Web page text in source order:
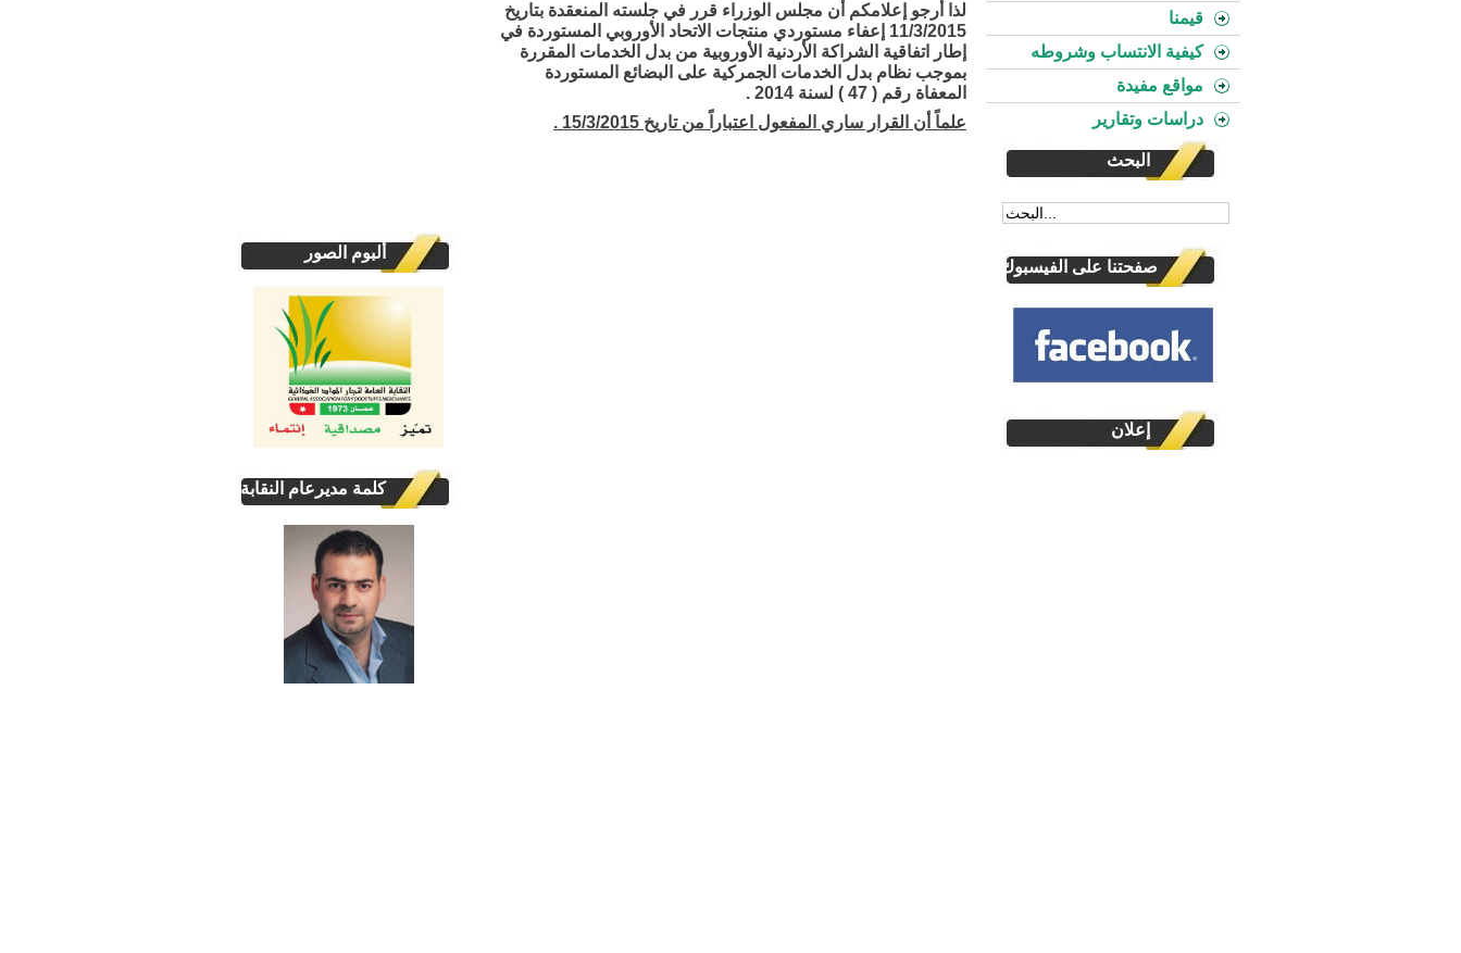
ألبوم الصور
كلمة مديرعام النقابة
لذا أرجو إعلامكم أن مجلس الوزراء قرر في جلسته المنعقدة بتاريخ
11/3/2015 إعفاء مستوردي منتجات الاتحاد الأوروبي المستوردة في
إطار اتفاقية الشراكة الأردنية الأوروبية من بدل الخدمات المقررة
بموجب نظام بدل الخدمات الجمركية على البضائع المستوردة
المعفاة رقم ( 47 ) لسنة 2014 .
علماً أن القرار ساري المفعول اعتباراً من تاريخ 15/3/2015 .
قيمنا
كيفية الانتساب وشروطه
مواقع مفيدة
دراسات وتقارير
البحث
صفحتنا على الفيسبوك
إعلان